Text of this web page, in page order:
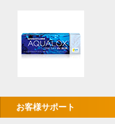
お客様サポート